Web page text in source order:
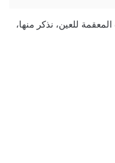
للعين، نذكر منها،